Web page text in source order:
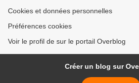
Cookies et données personnelles
Préférences cookies
Voir le profil de sur le portail Overblog
Créer un blog sur